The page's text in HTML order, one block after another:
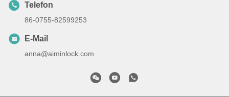
Telefon
86-0755-82599253
E-Mail
anna@aiminlock.com